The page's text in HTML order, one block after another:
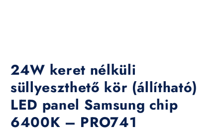
24W keret nélküli
süllyeszthető kör (állítható)
LED panel Samsung chip
6400K – PRO741